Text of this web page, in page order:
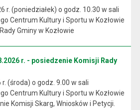
r. (poniedziałek) o godz. 10.30 w sali
Centrum Kultury i Sportu w Kozłowie
Gminy w Kozłowie
r. - posiedzenie Komisji Rady
(środa) o godz. 9.00 w sali
Centrum Kultury i Sportu w Kozłowie
Komisji Skarg, Wniosków i Petycji.